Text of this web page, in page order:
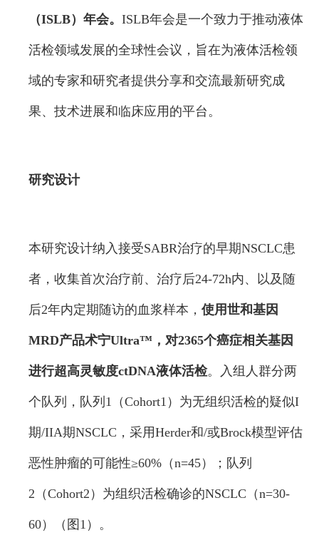
（ISLB）年会。 ISLB年会是一个致力于推动液体
活检领域发展的全球性会议，旨在为液体活检领
域的专家和研究者提供分享和交流最新研究成
果、技术进展和临床应用的平台。
研究设计
本研究设计纳入接受SABR治疗的早期NSCLC患
者，收集首次治疗前、治疗后24-72h内、以及随
后2年内定期随访的血浆样本， 使用世和基因
MRD产品术宁Ultra™，对2365个癌症相关基因
进行超高灵敏度ctDNA液体活检。入组人群分两
个队列，队列1（Cohort1）为无组织活检的疑似I
期/IIA期NSCLC，采用Herder和/或Brock模型评估
恶性肿瘤的可能性≥60%（n=45）；队列
2（Cohort2）为组织活检确诊的NSCLC（n=30-
60）（图1）。